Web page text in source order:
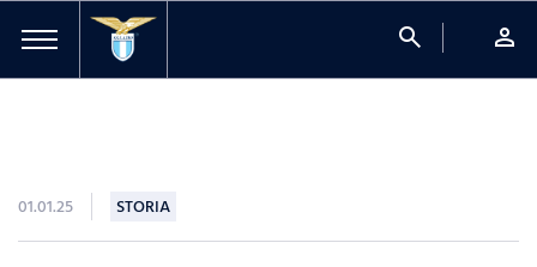
search person
01.01.25 STORIA